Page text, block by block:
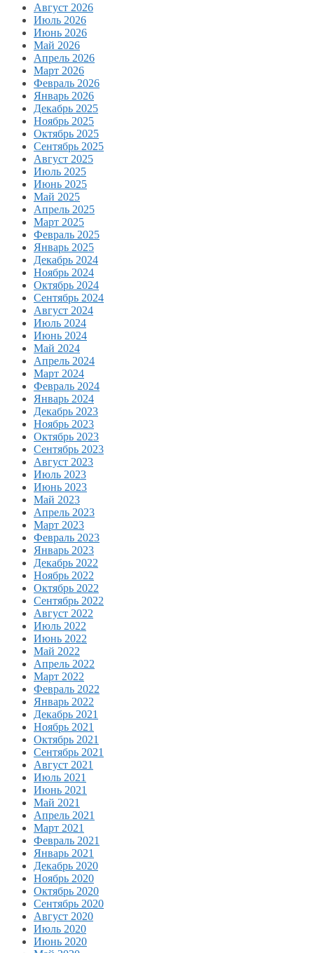
Август 2026
Июль 2026
Июнь 2026
Май 2026
Апрель 2026
Март 2026
Февраль 2026
Январь 2026
Декабрь 2025
Ноябрь 2025
Октябрь 2025
Сентябрь 2025
Август 2025
Июль 2025
Июнь 2025
Май 2025
Апрель 2025
Март 2025
Февраль 2025
Январь 2025
Декабрь 2024
Ноябрь 2024
Октябрь 2024
Сентябрь 2024
Август 2024
Июль 2024
Июнь 2024
Май 2024
Апрель 2024
Март 2024
Февраль 2024
Январь 2024
Декабрь 2023
Ноябрь 2023
Октябрь 2023
Сентябрь 2023
Август 2023
Июль 2023
Июнь 2023
Май 2023
Апрель 2023
Март 2023
Февраль 2023
Январь 2023
Декабрь 2022
Ноябрь 2022
Октябрь 2022
Сентябрь 2022
Август 2022
Июль 2022
Июнь 2022
Май 2022
Апрель 2022
Март 2022
Февраль 2022
Январь 2022
Декабрь 2021
Ноябрь 2021
Октябрь 2021
Сентябрь 2021
Август 2021
Июль 2021
Июнь 2021
Май 2021
Апрель 2021
Март 2021
Февраль 2021
Январь 2021
Декабрь 2020
Ноябрь 2020
Октябрь 2020
Сентябрь 2020
Август 2020
Июль 2020
Июнь 2020